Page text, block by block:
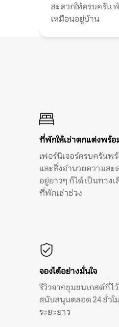
สะดวกให้ครบครัน
เหมือนอยู่บ้าน
ที่พักให้เช่าตกแต่งพร้อ
เฟอร์นิเจอร์ครบครันพ
และสิ่งอำนวยความสะ
อยู่ยาวๆ ก็ได้ เป็นทาง
ที่พักเช่าช่วง
จองได้อย่างมั่นใจ
รีวิวจากชุมชนเกสต์ที่ไ
สนับสนุนตลอด 24 ชั่ว
ระยะยาว